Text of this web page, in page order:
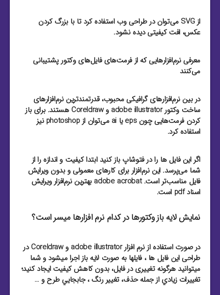
از SVG می‌توان در طراحی وب استفاده کرد تا با بزرگ کردن
عکس، افت کیفیتی دیده نشود.
معرفی نرم‌افزارهایی که از فرمت‌های فایل‌های وکتور پشتیبانی
می‌کنند
در بین نرم‌افزارهای گرافیکی محبوب، قدرتمند‌ترین نرم‌افزارهای
ساخت وکتور adobe illustrator و Coreldraw هستند. برای باز
کردن فرمت‌هایی چون eps یا ai می‌توان از photoshop نیز
استفاده کرد.
اگر این فایل ها را در فتوشاپ باز کنید ابتدا کیفیت و اندازه را از
شما می‌پرسد. این نرم‌افزار برای کارهای معمولی و بدون ویرایش
فایل مناسب‌تر است. adobe acrobat بهترین نرم‌افزار ویرایش
اسناد pdf است.
نمایش لایه باز وکتورها در کدام نرم افزارها میسر است؟
در صورت استفاده از نرم افزار adobe illustrator و Coreldraw در
طراحی این فایل ها ، فایلها به صورت لایه باز اجرا میشود و شما
میتوانید هرگونه تغییری در فایل، بدون کاهش کیفیت ایجاد کنید؛
تغييرات زيادي از جمله حذف، تغيير رنگ ، جابجايي طرح و …